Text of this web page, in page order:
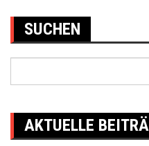
SUCHEN
for:
AKTUELLE